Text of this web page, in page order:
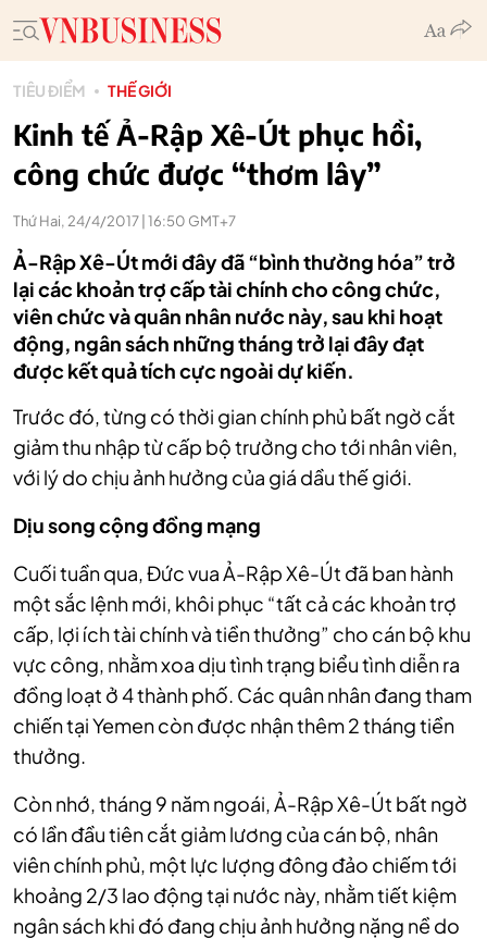
TIÊU ĐIỂM THẾ GIỚI
Kinh tế Ả-Rập Xê-Út phục hồi,
công chức được “thơm lây”
Thứ Hai, 24/4/2017 | 16:50 GMT+7
Ả-Rập Xê-Út mới đây đã “bình thường hóa” trở
lại các khoản trợ cấp tài chính cho công chức,
viên chức và quân nhân nước này, sau khi hoạt
động, ngân sách những tháng trở lại đây đạt
được kết quả tích cực ngoài dự kiến.
Trước đó, từng có thời gian chính phủ bất ngờ cắt
giảm thu nhập từ cấp bộ trưởng cho tới nhân viên,
với lý do chịu ảnh hưởng của giá dầu thế giới.
Dịu song cộng đồng mạng
Cuối tuần qua, Đức vua Ả-Rập Xê-Út đã ban hành
một sắc lệnh mới, khôi phục “tất cả các khoản trợ
cấp, lợi ích tài chính và tiền thưởng” cho cán bộ khu
vực công, nhằm xoa dịu tình trạng biểu tình diễn ra
đồng loạt ở 4 thành phố. Các quân nhân đang tham
chiến tại Yemen còn được nhận thêm 2 tháng tiền
thưởng.
Còn nhớ, tháng 9 năm ngoái, Ả-Rập Xê-Út bất ngờ
có lần đầu tiên cắt giảm lương của cán bộ, nhân
viên chính phủ, một lực lượng đông đảo chiếm tới
khoảng 2/3 lao động tại nước này, nhằm tiết kiệm
ngân sách khi đó đang chịu ảnh hưởng nặng nề do